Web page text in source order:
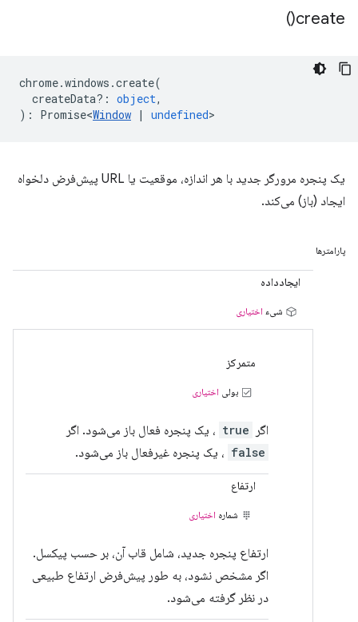
create(
)
chrome.windows .create(
createData? : object,
) : Promise<Window | undefined>
یک پنجره مرورگر جدید با هر اندازه، موقعیت یا URL پیش‌فرض دلخواه
ایجاد (باز) می‌کند.
پارامترها
ایجادداده
شیء اختیاری
متمرکز
بولی اختیاری
اگر true ، یک پنجره فعال باز می‌شود. اگر
false ، یک پنجره غیرفعال باز می‌شود.
ارتفاع
شماره اختیاری
ارتفاع پنجره جدید، شامل قاب آن، بر حسب پیکسل.
اگر مشخص نشود، به طور پیش‌فرض ارتفاع طبیعی
در نظر گرفته می‌شود.